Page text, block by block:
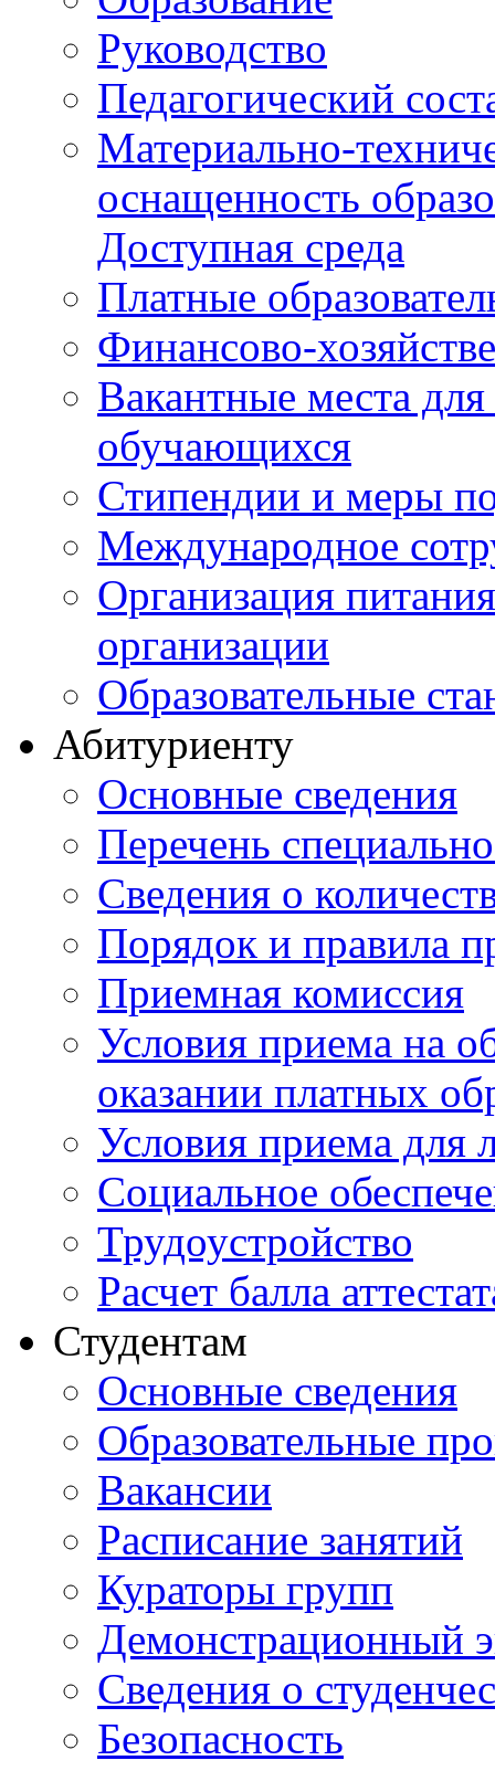
Руководство
Педагогический
Материально-
оснащенность
Доступная среда
Платные
Финансово-
Вакантные места
обучающихся
Стипендии и меры
Международное
Организация
организации
Образовательные
Абитуриенту
Основные сведения
Перечень
Cведения о
Порядок и правила
Приемная комиссия
Условия приема на
оказании платных
Условия приема для
Социальное
Трудоустройство
Расчет балла
Студентам
Основные сведения
Образовательные
Вакансии
Расписание занятий
Кураторы групп
Демонстрационный
Сведения о
Безопасность